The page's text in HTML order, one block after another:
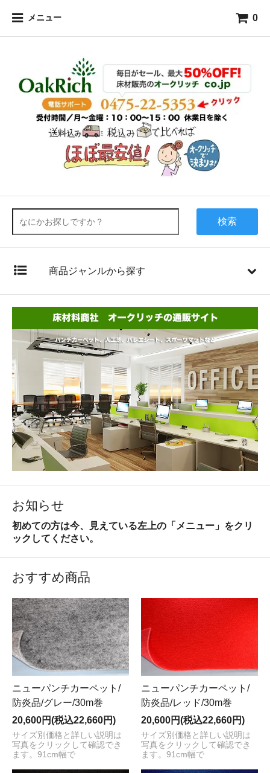
メニュー 0
検索
商品ジャンルから探す
お知らせ
初めての方は今、見えている左上の「メニュー」をクリ
ックしてください。
おすすめ商品
ニューパンチカーペット/
防炎品/グレー/30m巻
20,600円(税込22,660円)
サイズ別価格と詳しい説明は
写真をクリックして確認でき
ます。91cm幅で
ニューパンチカーペット/
防炎品/レッド/30m巻
20,600円(税込22,660円)
サイズ別価格と詳しい説明は
写真をクリックして確認でき
ます。91cm幅で